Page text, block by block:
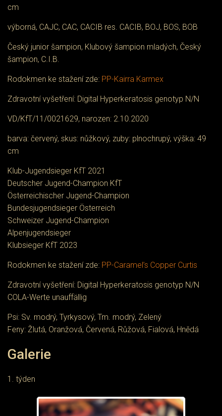
cm
výborná, CAJC, CAC, CACIB res. CACIB, BOJ, BOS, BOB
Český junior šampion, Klubový šampion mladých, Český
šampion, C.I.B.
Rodokmen ke stažení zde: PP-Kairra Karmex
Zdravotní vyšetření: Digital Hyperkeratosis genotyp N/N
VD/KfT/11/0021629, narozen: 2.10.2020
barva: červený, skus: nůžkový, zuby: plnochrupý, výška: 49
cm
Klub-Jugendsieger KfT 2021
Deutscher Jugend-Champion KfT
Österreichischer Jugend-Champion
Bundesjugendsieger Österreich
Schweizer Jugend-Champion
Alpenjugendsieger
Klubsieger KfT 2023
Rodokmen ke stažení zde: PP-Caramel’s Copper Curtis
Zdravotní vyšetření: Digital Hyperkeratosis genotyp N/N
COLA-Werte unauffällig
Psi: Sv. modrý, Tyrkysový, Tm. modrý, Zelený
Feny: Žlutá, Oranžová, Červená, Růžová, Fialová, Hnědá
Galerie
1. týden